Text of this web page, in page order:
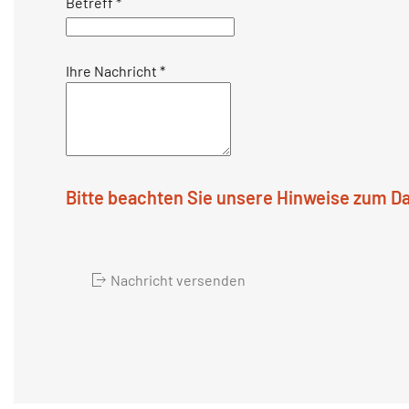
Ihre Nachricht *
Bitte beachten Sie unsere Hinweise zum
Nachricht versenden